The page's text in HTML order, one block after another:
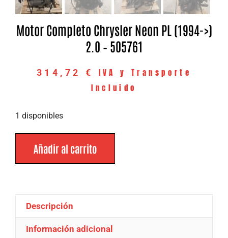
Motor Completo Chrysler Neon PL (1994->)
2.0 – 505761
314,72 €
IVA y Transporte
Incluido
1 disponibles
Añadir al carrito
Descripción
Información adicional